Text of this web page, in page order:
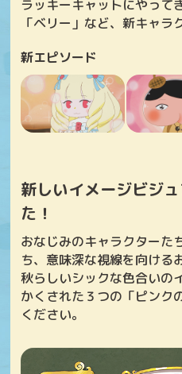
ラッキーキャットにやって
「ベリー」など、新キャラ
新エピソード
新しいイメージビジ
た！
おなじみのキャラクターた
ち、意味深な視線を向ける
秋らしいシックな色合いの
かくされた３つの「ピンク
ください。